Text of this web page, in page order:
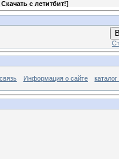
с летитбит!]
Информация о сайте